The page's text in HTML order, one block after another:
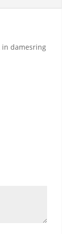
damesring